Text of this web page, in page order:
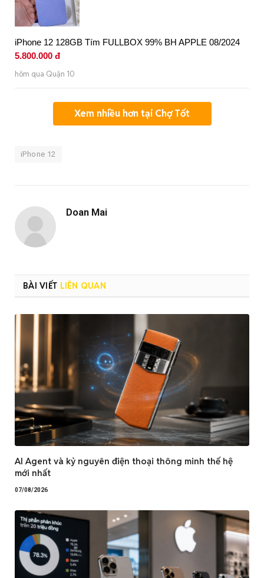
iPhone 12 128GB Tím FULLBOX 99% BH APPLE 08/2024
5.800.000 đ
hôm qua Quận 10
Xem nhiều hơn tại Chợ Tốt
iPhone 12
Doan Mai
BÀI VIẾT LIÊN QUAN
AI Agent và kỷ nguyên điện thoại thông minh thế hệ
mới nhất
07/08/2026